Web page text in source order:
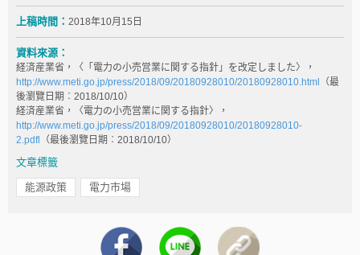
上稿時間： 2018年10月15日
資料來源：
経済産業省，〈「電力の小売営業に関する指針」を改定しました〉，
http://www.meti.go.jp/press/2018/09/20180928010/20180928010.html （最
後瀏覽日期︰2018/10/10）
経済産業省，〈電力の小売営業に関する指針〉，
http://www.meti.go.jp/press/2018/09/20180928010/20180928010-
2.pdfl （最後瀏覽日期︰2018/10/10）
文章標籤
能源政策 電力市場